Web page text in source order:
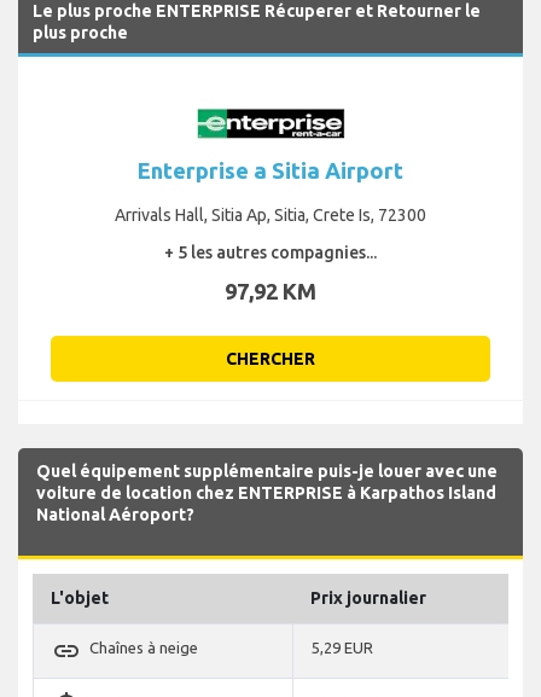
Le plus proche ENTERPRISE Récuperer et Retourner le
plus proche
Enterprise a Sitia Airport
Arrivals Hall, Sitia Ap, Sitia, Crete Is, 72300
+ 5 les autres compagnies...
97,92 KM
CHERCHER
Quel équipement supplémentaire puis-je louer avec une
voiture de location chez ENTERPRISE à Karpathos Island
National Aéroport?
L'objet Prix journalier
link Chaînes à neige 5,29 EUR